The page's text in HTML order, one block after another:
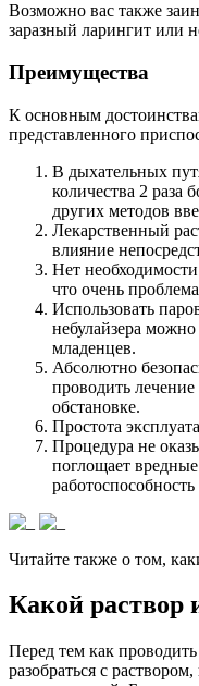
Возможно вас также
заразный ларингит или
Преимущества
К основным
представленного
В дыхательных
количества 2 раза
других методов
Лекарственный
влияние
Нет
что очень
Использовать
небулайзера
младенцев.
Абсолютно
проводить
обстановке.
Простота
Процедура не
поглощает
Читайте также о том,
Какой раствор
Перед тем как
разобраться с